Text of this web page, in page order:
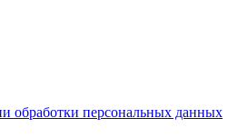
обработки персональных данных